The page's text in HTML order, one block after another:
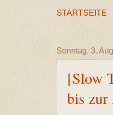
STARTSEITE
Sonntag, 3.
[Slow
bis